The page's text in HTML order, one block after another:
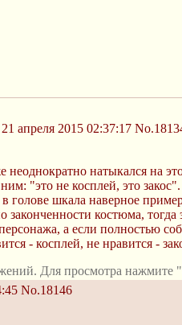
апреля 2015 02:37:17
натыкался на
"это не косплей, это
голове шкала наверное
законченности костюма,
а если полностью
- косплей, не нравится -
Для просмотра нажмите
No.18146